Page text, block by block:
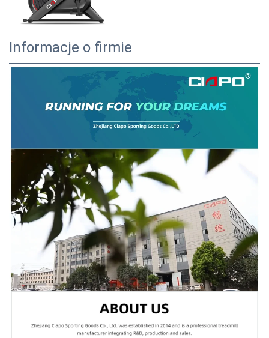
Informacje o firmie